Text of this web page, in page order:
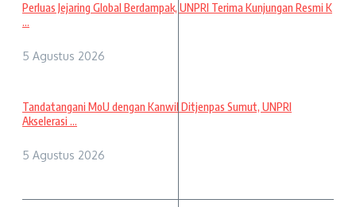
Perluas Jejaring Global Berdampak, UNPRI Terima Kunjungan Resmi K
...
5 Agustus 2026
Tandatangani MoU dengan Kanwil Ditjenpas Sumut, UNPRI
Akselerasi ...
5 Agustus 2026